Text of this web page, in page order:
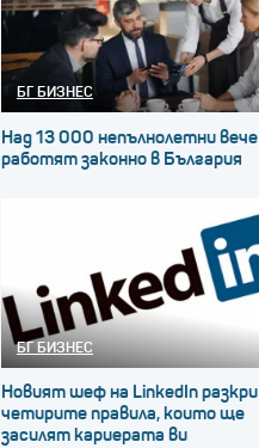
БГ БИЗНЕС
Над 13 000 непълнолетни вече
работят законно в България
БГ БИЗНЕС
Новият шеф на LinkedIn разкри
четирите правила, които ще
засилят кариерата ви